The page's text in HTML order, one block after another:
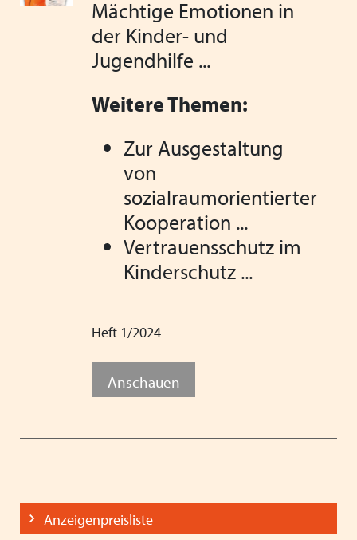
Mächtige Emotionen in
der Kinder- und
Jugendhilfe ...
Weitere Themen:
Zur Ausgestaltung
von
sozialraumorientierter
Kooperation ...
Vertrauensschutz im
Kinderschutz ...
Heft 1/2024
Anschauen
Anzeigenpreisliste